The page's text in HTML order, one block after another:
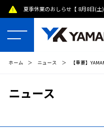
夏季休業のおしらせ【 8月8日(土)
ホーム ＞ ニュース ＞ 【重要】
ニュース